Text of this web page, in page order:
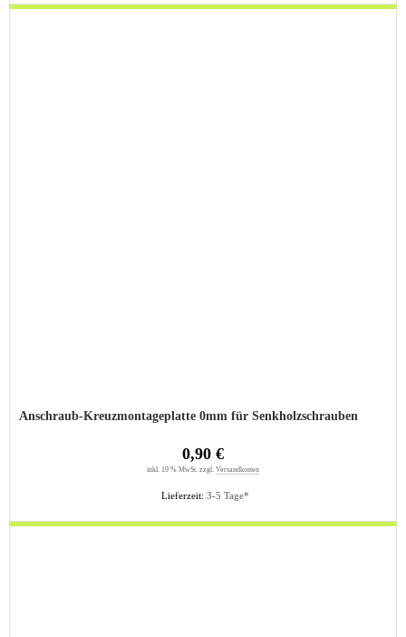
Anschraub-Kreuzmontageplatte 0mm für Senkholzschrauben
Lieferzeit: 3-5 Tage*
0,90 €
inkl. 19 % MwSt. zzgl. Versandkosten